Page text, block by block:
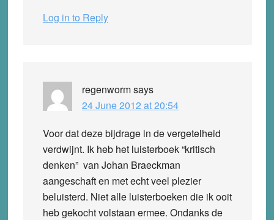
Log in to Reply
regenwormsays
24 June 2012 at 20:54
Voor dat deze bijdrage in de vergetelheid
verdwijnt. Ik heb het luisterboek “kritisch
denken” van Johan Braeckman
aangeschaft en met echt veel plezier
beluisterd. Niet alle luisterboeken die ik ooit
heb gekocht volstaan ermee. Ondanks de